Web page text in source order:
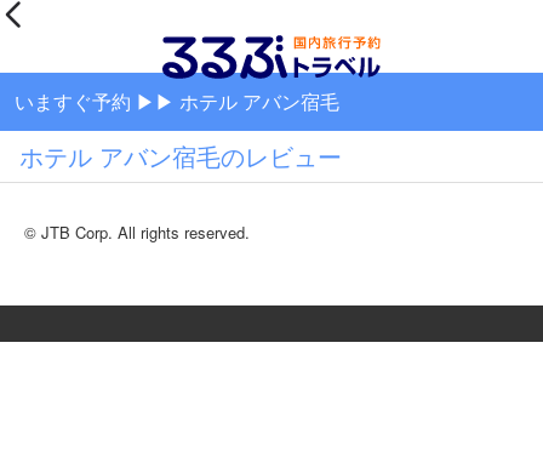
いますぐ予約 ▶▶ ホテル アバン宿毛
ホテル アバン宿毛のレビュー
© JTB Corp. All rights reserved.